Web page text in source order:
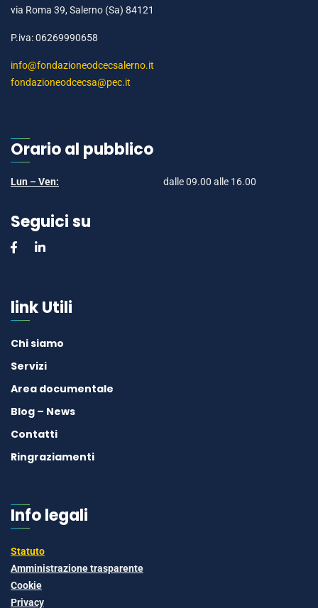
via Roma 39, Salerno (Sa) 84121
P.iva: 06269990658
info@fondazioneodcecsalerno.it
fondazioneodcecsa@pec.it
Orario al pubblico
Lun – Ven: dalle 09.00 alle 16.00
Seguici su
link Utili
Chi siamo
Servizi
Area documentale
Blog – News
Contatti
Ringraziamenti
Info legali
Statuto
Amministrazione trasparente
Cookie
Privacy